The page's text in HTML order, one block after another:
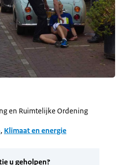
en Ruimtelijke Ordening
, Klimaat en energie